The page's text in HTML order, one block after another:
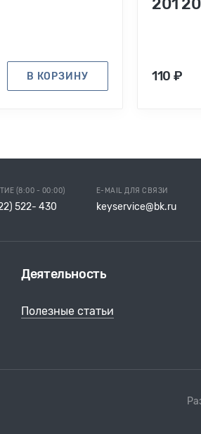
В КОРЗИНУ
201
110 ₽
(8:00 - 00:00)
522- 430
E-MAIL ДЛЯ СВЯЗИ
keyservice@bk.ru
Деятельность
Полезные статьи